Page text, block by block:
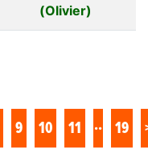
(Olivier)
9 10 11 .. 19